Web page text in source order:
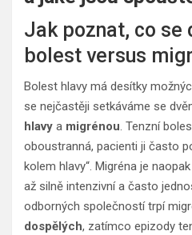
Jak poznat, co se
bolest versus
Bolest hlavy má desítky
se nejčastěji setkáváme se
hlavy a migrénou. Tenzní
oboustranná, pacienti ji často
kolem hlavy“. Migréna je
až silně intenzivní a často
odborných společností trpí
dospělých, zatímco epizody